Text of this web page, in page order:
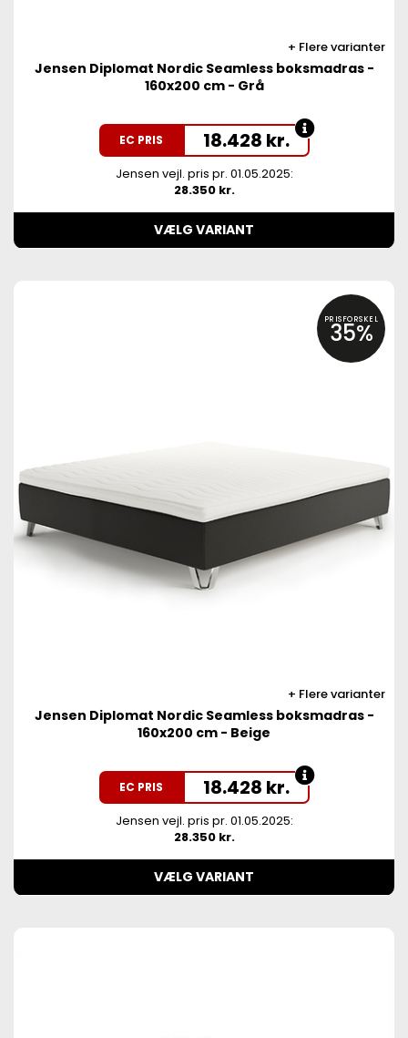
Flere varianter
Jensen Diplomat Nordic Seamless boksmadras -
160x200 cm - Grå
EC PRIS 18.428 kr.
Jensen vejl. pris pr. 01.05.2025:
28.350 kr.
VÆLG VARIANT
PRISFORSKEL
35%
Flere varianter
Jensen Diplomat Nordic Seamless boksmadras -
160x200 cm - Beige
EC PRIS 18.428 kr.
Jensen vejl. pris pr. 01.05.2025:
28.350 kr.
VÆLG VARIANT